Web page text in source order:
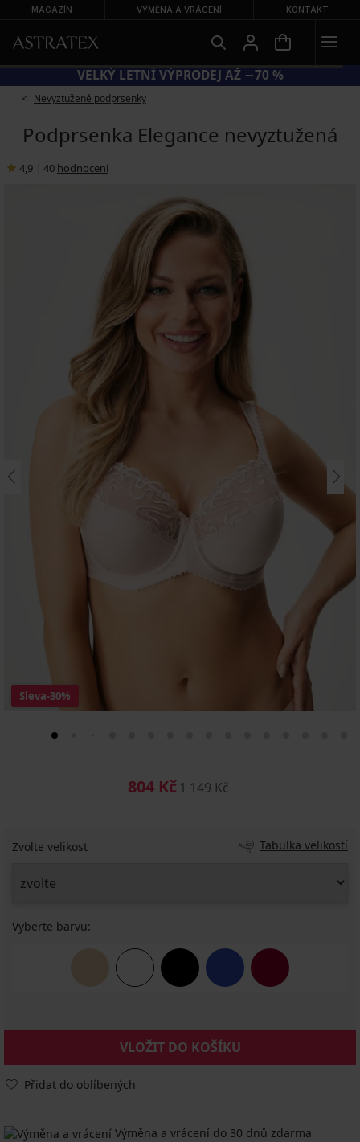
MAGAZÍN VÝMĚNA A VRÁCENÍ KONTAKT
KÓD BRA20 = PODPRSENKY −20 %
Nevyztužené podprsenky
Podprsenka Elegance nevyztužená
4,9 40 hodnocení
Sleva-30%
804 Kč1 149 Kč
Zvolte velikost Tabulka velikostí
Vyberte barvu:
VLOŽIT DO KOŠÍKU
Přidat do oblíbených
Výměna a vrácení do 30 dnů zdarma